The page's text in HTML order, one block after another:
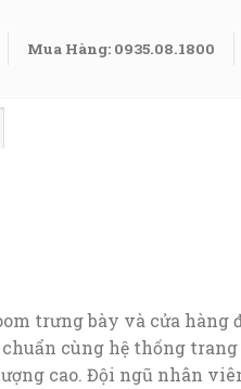
Mua Hàng: 0935.08.1800
trưng bày và cửa hàng
cùng hệ thống trang
cao. Đội ngũ nhân